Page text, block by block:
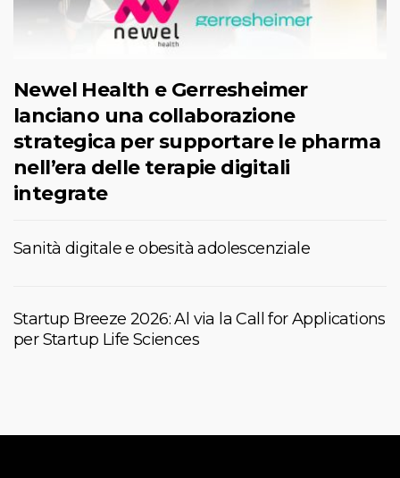
Newel Health e Gerresheimer
lanciano una collaborazione
strategica per supportare le pharma
nell’era delle terapie digitali
integrate
Sanità digitale e obesità adolescenziale
Startup Breeze 2026: Al via la Call for Applications
per Startup Life Sciences